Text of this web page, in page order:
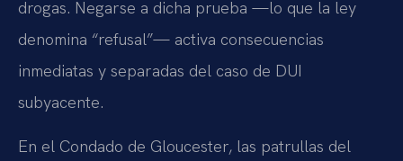
drogas. Negarse a dicha prueba —lo que la ley
denomina “refusal”— activa consecuencias
inmediatas y separadas del caso de DUI
subyacente.
En el Condado de Gloucester, las patrullas del